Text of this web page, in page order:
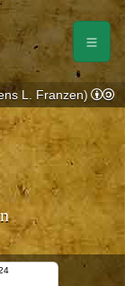
L. Franzen)